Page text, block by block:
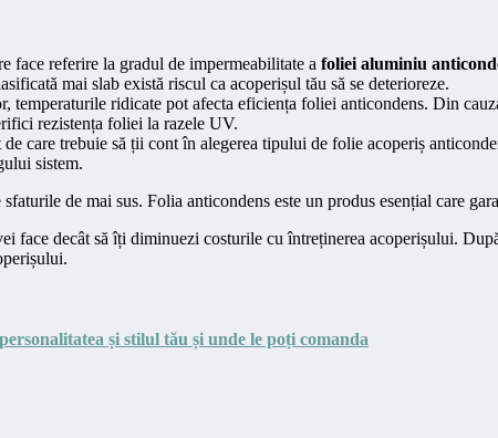
face referire la gradul de impermeabilitate a foliei aluminiu
mai slab există riscul ca acoperișul tău să se deterioreze.
temperaturile ridicate pot afecta eficiența foliei anticondens. Din
rezistența foliei la razele UV.
care trebuie să ții cont în alegerea tipului de folie acoperiș
sistem.
de mai sus. Folia anticondens este un produs esențial care
face decât să îți diminuezi costurile cu întreținerea acoperișului.
și stilul tău și unde le poți comanda